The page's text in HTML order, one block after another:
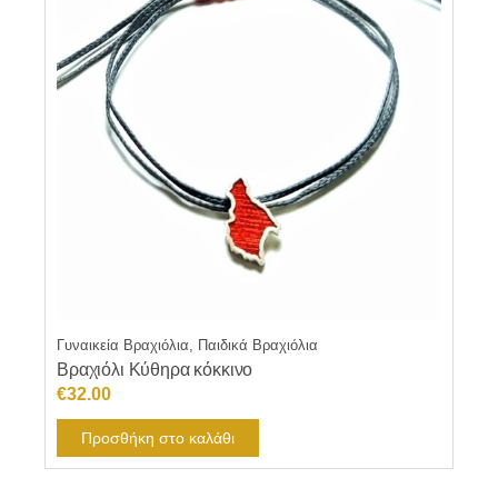
Γυναικεία Βραχιόλια, Παιδικά Βραχιόλια
Βραχιόλι Κύθηρα κόκκινο
€32.00
Προσθήκη στο καλάθι